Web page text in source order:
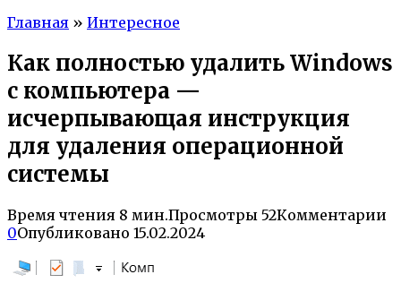
Главная » Интересное
Как полностью удалить Windows
с компьютера —
исчерпывающая инструкция
для удаления операционной
системы
Время чтения 8 мин.Просмотры 52Комментарии
0Опубликовано 15.02.2024